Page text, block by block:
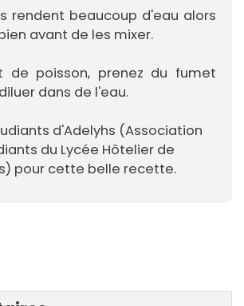
rendent beaucoup d'eau alors
avant de les mixer.
de poisson, prenez du fumet
dans de l'eau.
d'Adelyhs (Association
du Lycée Hôtelier de
pour cette belle recette.